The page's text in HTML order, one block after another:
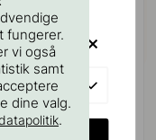
fungerer.
vi også
samt
dine valg.
.